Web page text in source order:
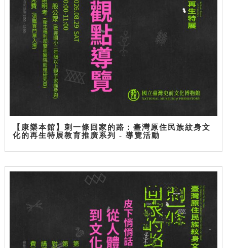
【康樂本館】刺一條回家的路：臺灣原住民族紋身文
化的再生特展教育推廣系列 - 導覽活動